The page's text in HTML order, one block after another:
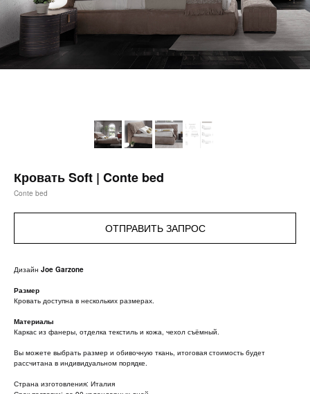
Кровать Soft | Conte bed
Conte bed
ОТПРАВИТЬ ЗАПРОС
Дизайн Joe Garzone
Размер
Кровать доступна в нескольких размерах.
Материалы
Каркас из фанеры, отделка текстиль и кожа, чехол съёмный.
Вы можете выбрать размер и обивочную ткань, итоговая стоимость будет
рассчитана в индивидуальном порядке.
Страна изготовления: Италия